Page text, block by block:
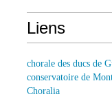
Liens
chorale des ducs de
conservatoire de
Choralia